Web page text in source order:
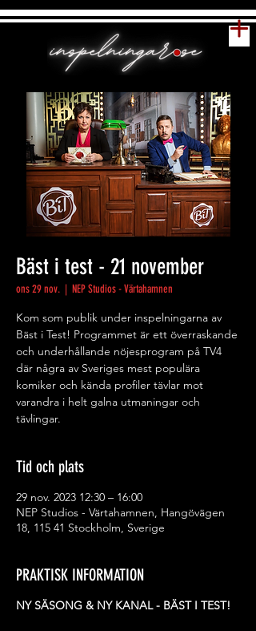
Bäst i test - 21 november
ons 29 nov.
  |
NEP Studios - Värtahamnen
Kom som publik under inspelningarna av
Bäst i Test! Programmet är ett överraskande
och underhållande nöjesprogram på TV4
där några av Sveriges mest populära
komiker och kända profiler tävlar mot
varandra i helt galna utmaningar och
tävlingar.
Tid och plats
29 nov. 2023 12:30 – 16:00
NEP Studios - Värtahamnen, Hangövägen
18, 115 41 Stockholm, Sverige
PRAKTISK INFORMATION
NY SÄSONG & NY KANAL - BÄST I TEST!